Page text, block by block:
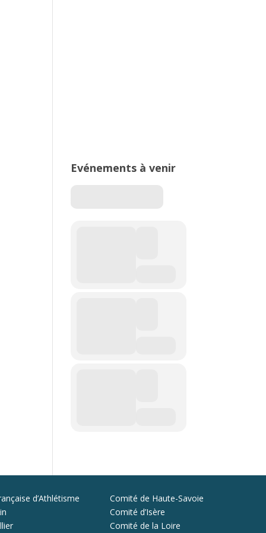
Evénements à venir
d’Athlétisme
Comité de Haute-Savoie
Comité d’Isère
Comité de la Loire